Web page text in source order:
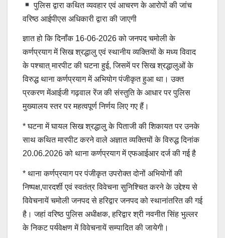
पुलिस द्वारा कथित व्यवहार एवं आचरण के आरोपों की जांच
वरिष्ठ आईपीएस अधिकारी द्वारा की जाएगी
ज्ञात हो कि दिनाँक 16-06-2026 को जनपद चमोली के
कर्णप्रयाग में सिख श्रद्धालु एवं स्थानीय व्यक्तियों के मध्य विवाद
के पश्चात् मारपीट की घटना हुई, जिसमें पर सिख श्रद्धालुओं के
विरुद्ध थाना कर्णप्रयाग में अभियोग पंजीकृत हुआ था। उक्त
प्रकरण मेंआईजी गढ़वाल रेंज की संस्तुति के आधार पर पुलिस
मुख्यालय स्तर पर महत्वपूर्ण निर्णय लिए गए हैं।
* घटना में घायल सिख श्रद्धालु के पिताजी की शिकायत पर उनके
साथ कथित मारपीट करने वाले अज्ञात व्यक्तियों के विरुद्ध दिनांक
20.06.2026 को थाना कर्णप्रयाग में एफआईआर दर्ज की गई है
* थाना कर्णप्रयाग पर पंजीकृत उपरोक्त दोनों अभियोगों की
निष्पक्ष,पारदर्शी एवं स्वतंत्र विवेचना सुनिश्चित करने के उद्देश्य से
विवेचनायें चमोली जनपद से हरिद्वार जनपद को स्थानांतरित की गई
है। जहां वरिष्ठ पुलिस अधीक्षक, हरिद्वार श्री नवनीत सिंह भुल्लर
के निकट पर्यवेक्षण में विवेचनायें सम्पादित की जायेगी।